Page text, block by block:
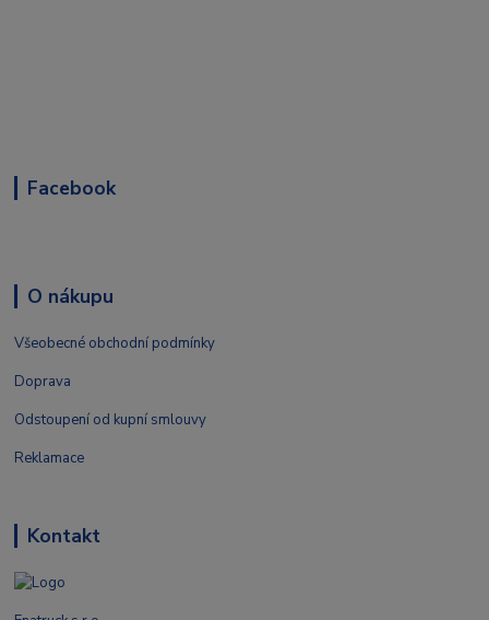
Facebook
O nákupu
Všeobecné obchodní podmínky
Doprava
Odstoupení od kupní smlouvy
Reklamace
Kontakt